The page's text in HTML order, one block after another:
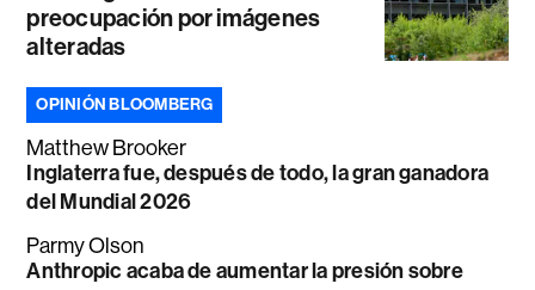
preocupación por imágenes
alteradas
OPINIÓN BLOOMBERG
Matthew Brooker
Inglaterra fue, después de todo, la gran ganadora
del Mundial 2026
Parmy Olson
Anthropic acaba de aumentar la presión sobre